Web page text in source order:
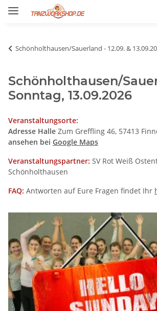
Schönholthausen/Sauerland - 12.09. &
Schönholthausen/
Sonntag, 13.09.2026
Veranstaltungsorte:
Adresse Halle Zum Greffling 46, 57413
ansehen bei Google Maps
Veranstaltungspartner: SV Rot Weiß
Schönholthausen
FAQ: Antworten auf Eure Fragen findet Ihr